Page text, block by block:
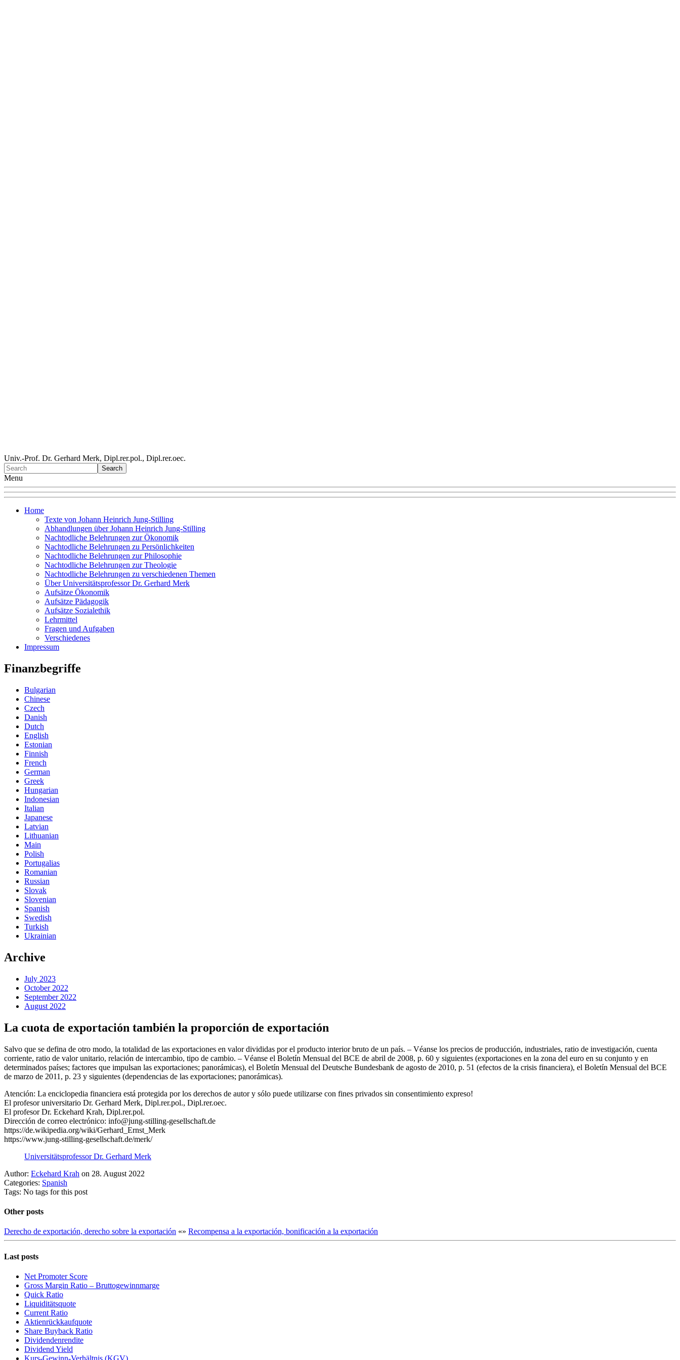
Univ.-Prof. Dr. Gerhard Merk, Dipl.rer.pol., Dipl.rer.oec.
Menu
Home
Texte von Johann Heinrich Jung-Stilling
Abhandlungen über Johann Heinrich Jung-Stilling
Nachtodliche Belehrungen zur Ökonomik
Nachtodliche Belehrungen zu Persönlichkeiten
Nachtodliche Belehrungen zur Philosophie
Nachtodliche Belehrungen zur Theologie
Nachtodliche Belehrungen zu verschiedenen Themen
Über Universitätsprofessor Dr. Gerhard Merk
Aufsätze Ökonomik
Aufsätze Pädagogik
Aufsätze Sozialethik
Lehrmittel
Fragen und Aufgaben
Verschiedenes
Impressum
Finanzbegriffe
Bulgarian
Chinese
Czech
Danish
Dutch
English
Estonian
Finnish
French
German
Greek
Hungarian
Indonesian
Italian
Japanese
Latvian
Lithuanian
Main
Polish
Portugalias
Romanian
Russian
Slovak
Slovenian
Spanish
Swedish
Turkish
Ukrainian
Archive
July 2023
October 2022
September 2022
August 2022
La cuota de exportación también la proporción de exportación
Salvo que se defina de otro modo, la totalidad de las exportaciones en valor divididas por el producto interior bruto de un país. – Véanse los precios de producción, industriales, ratio de investigación, cuenta
corriente, ratio de valor unitario, relación de intercambio, tipo de cambio. – Véanse el Boletín Mensual del BCE de abril de 2008, p. 60 y siguientes (exportaciones en la zona del euro en su conjunto y en
determinados países; factores que impulsan las exportaciones; panorámicas), el Boletín Mensual del Deutsche Bundesbank de agosto de 2010, p. 51 (efectos de la crisis financiera), el Boletín Mensual del BCE
de marzo de 2011, p. 23 y siguientes (dependencias de las exportaciones; panorámicas).
Atención: La enciclopedia financiera está protegida por los derechos de autor y sólo puede utilizarse con fines privados sin consentimiento expreso!
El profesor universitario Dr. Gerhard Merk, Dipl.rer.pol., Dipl.rer.oec.
El profesor Dr. Eckehard Krah, Dipl.rer.pol.
Dirección de correo electrónico: info@jung-stilling-gesellschaft.de
https://de.wikipedia.org/wiki/Gerhard_Ernst_Merk
https://www.jung-stilling-gesellschaft.de/merk/
Universitätsprofessor Dr. Gerhard Merk
Author: Eckehard Krah on 28. August 2022
Categories: Spanish
Tags: No tags for this post
Other posts
Derecho de exportación, derecho sobre la exportación «» Recompensa a la exportación, bonificación a la exportación
Last posts
Net Promoter Score
Gro ss Margin Ratio – Bruttogewinnmarge
Quic k Ratio
Liquiditätsquote
Current Ratio
Aktienrückkaufquote
Sha re Buyback Ratio
Dividendenrendite
Dividend Yield
Kurs-Gewinn-Verhältnis (KGV)